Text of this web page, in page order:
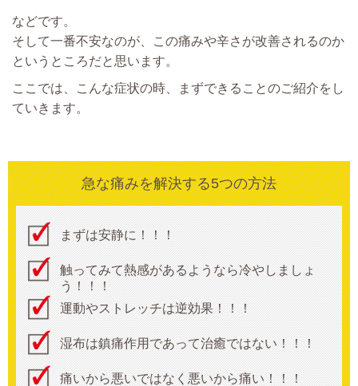
などです。
そして一番不安なのが、この痛みや辛さが改善されるのか
というところだと思います。
ここでは、こんな症状の時、まずできることのご紹介をし
ていきます。
急な痛みを解決する5つの方法
まずは安静に！！！
触ってみて熱感があるようなら冷やしましょ
う！！！
運動やストレッチは逆効果！！！
湿布は鎮痛作用であって治癒ではない！！！
痛いから悪いではなく悪いから痛い！！！